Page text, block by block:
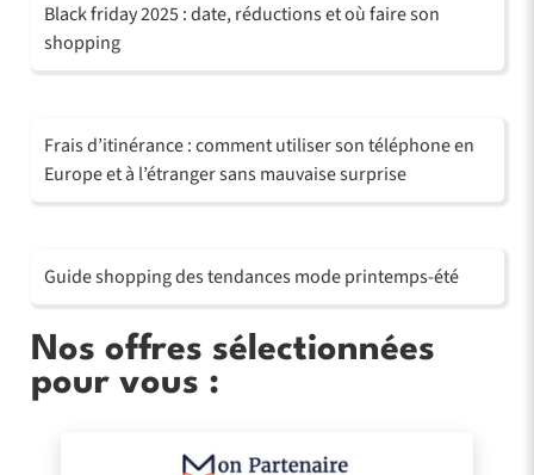
Black friday 2025 : date, réductions et où faire son
shopping
Frais d’itinérance : comment utiliser son téléphone en
Europe et à l’étranger sans mauvaise surprise
Guide shopping des tendances mode printemps-été
Nos offres sélectionnées
pour vous :